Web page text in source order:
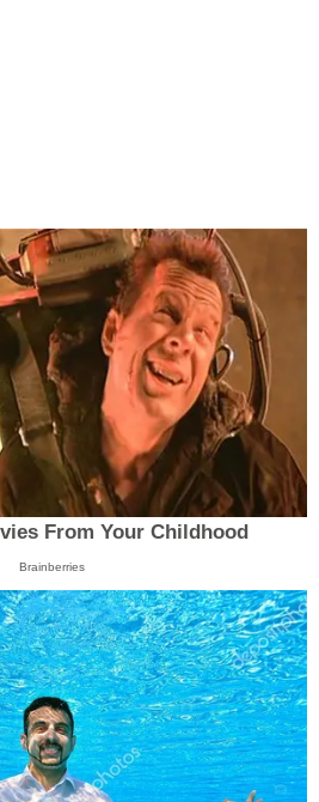
From Your Childhood
Brainberries